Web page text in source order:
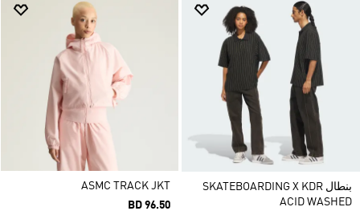
بنطال SKATEBOARDING X KDR
ACID WASHED
ASMC TRACK JKT
BD 96.50